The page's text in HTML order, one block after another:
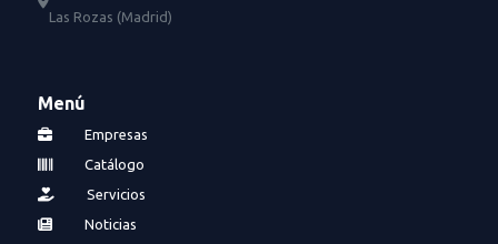
Las Rozas (Madrid)
Menú
Empresas
Catálogo
Servicios
Noticias